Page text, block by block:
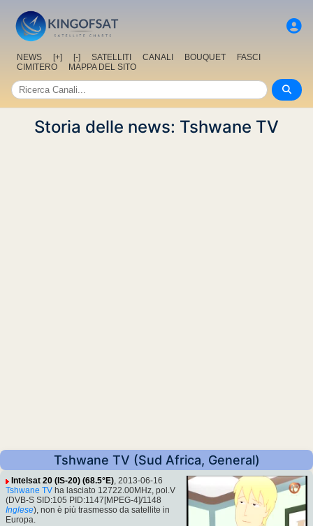
NEWS [+] [-] SATELLITI CANALI BOUQUET
FASCI
CIMITERO
MAPPA DEL SITO
Storia delle news: Tshwane TV
Tshwane TV (Sud Africa, General)
Intelsat 20 (IS-20) (68.5°E), 2013-06-16
Tshwane TV ha lasciato 12722.00MHz, pol.V
(DVB-S SID:105 PID:1147[MPEG-4]/1148
Inglese), non è più trasmesso da satellite in
Europa.